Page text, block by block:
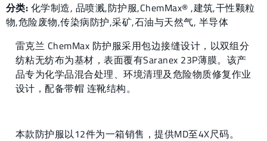
分类: 化学制造, 品喷溅,防护服,ChemMax®,建筑,干性颗粒
物,危险废物,传染病防护,采矿,石油与天然气, 半导体
雷克兰 ChemMax 防护服采用包边接缝设计，以双组分
纺粘无纺布为基材，表面覆有Saranex 23P薄膜。该产
品专为化学品混合处理、环境清理及危险物质修复作业
设计，配备带帽 连靴结构。
本款防护服以12件为一箱销售，提供MD至4X尺码。